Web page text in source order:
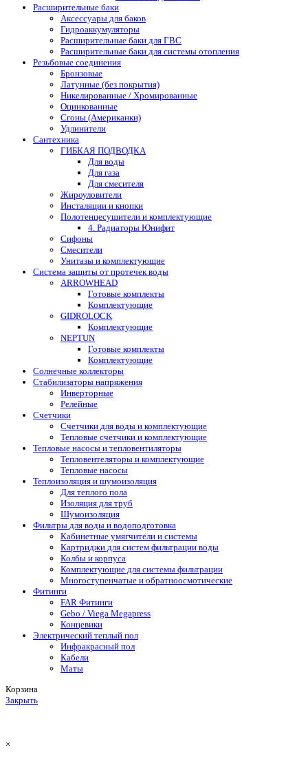
Расширительные баки
Аксессуары для баков
Гидроаккумуляторы
Расширительные баки для ГВС
Расширительные баки для системы отопления
Резьбовые соединения
Бронзовые
Латунные (без покрытия)
Никелированные / Хромированные
Оцинкованные
Сгоны (Американки)
Удлинители
Сантехника
ГИБКАЯ ПОДВОДКА
Для воды
Для газа
Для смесителя
Жироуловители
Инсталяции и кнопки
Полотенцесушители и комплектующие
4. Радиаторы Юнифит
Сифоны
Смесители
Унитазы и комплектующие
Система защиты от протечек воды
ARROWHEAD
Готовые комплекты
Комплектующие
GIDROLOCK
Комплектующие
NEPTUN
Готовые комплекты
Комплектующие
Солнечные коллекторы
Стабилизаторы напряжения
Инверторные
Релейные
Счетчики
Счетчики для воды и комплектующие
Тепловые счетчики и комплектующие
Тепловые насосы и тепловентиляторы
Тепловентеляторы и комплектующие
Тепловые насосы
Теплоизоляция и шумоизоляция
Для теплого пола
Изоляция для труб
Шумоизоляция
Фильтры для воды и водоподготовка
Кабинетные умягчители и системы
Картриджи для систем фильтрации воды
Колбы и корпуса
Комплектующие для системы фильтрации
Многоступенчатые и обратноосмотические
Фитинги
FAR Фитинги
Gebo / Viega Megapress
Концевики
Электрический теплый пол
Инфракрасный пол
Кабели
Маты
Корзина
Закрыть
×